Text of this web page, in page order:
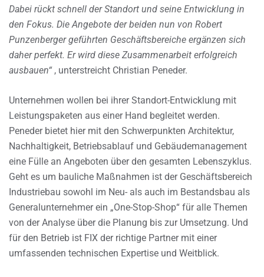
Dabei rückt schnell der Standort und seine Entwicklung in
den Fokus. Die Angebote der beiden nun von Robert
Punzenberger geführten Geschäftsbereiche ergänzen sich
daher perfekt. Er wird diese Zusammenarbeit erfolgreich
ausbauen“, unterstreicht Christian Peneder.
Unternehmen wollen bei ihrer Standort-Entwicklung mit
Leistungspaketen aus einer Hand begleitet werden.
Peneder bietet hier mit den Schwerpunkten Architektur,
Nachhaltigkeit, Betriebsablauf und Gebäudemanagement
eine Fülle an Angeboten über den gesamten Lebenszyklus.
Geht es um bauliche Maßnahmen ist der Geschäftsbereich
Industriebau sowohl im Neu- als auch im Bestandsbau als
Generalunternehmer ein „One-Stop-Shop“ für alle Themen
von der Analyse über die Planung bis zur Umsetzung. Und
für den Betrieb ist FIX der richtige Partner mit einer
umfassenden technischen Expertise und Weitblick.